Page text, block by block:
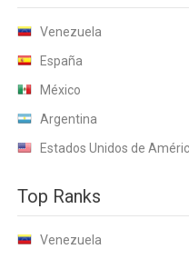
Venezuela
España
México
Argentina
Estados Unidos de
Top Ranks
Venezuela